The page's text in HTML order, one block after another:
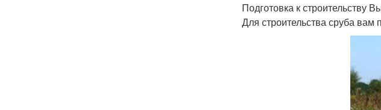
Подготовка к строительству
Для строительства сруба вам